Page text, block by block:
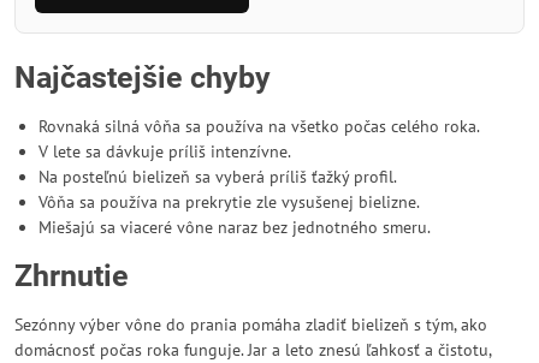
Najčastejšie chyby
Rovnaká silná vôňa sa používa na všetko počas celého roka.
V lete sa dávkuje príliš intenzívne.
Na posteľnú bielizeň sa vyberá príliš ťažký profil.
Vôňa sa používa na prekrytie zle vysušenej bielizne.
Miešajú sa viaceré vône naraz bez jednotného smeru.
Zhrnutie
Sezónny výber vône do prania pomáha zladiť bielizeň s tým, ako
domácnosť počas roka funguje. Jar a leto znesú ľahkosť a čistotu,